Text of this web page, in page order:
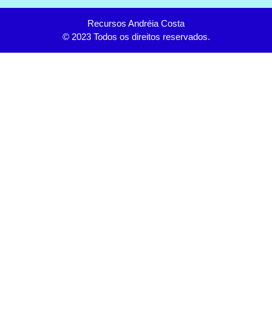
Recursos Andréia Costa
© 2023 Todos os direitos reservados.